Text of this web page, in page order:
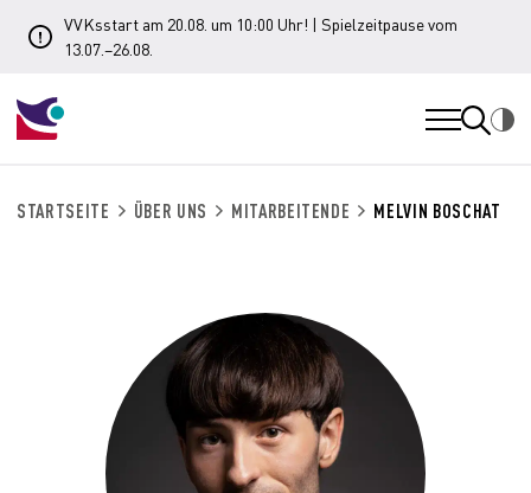
VVKsstart am 20.08. um 10:00 Uhr! | Spielzeitpause vom
13.07.–26.08.
STARTSEITE ÜBER UNS MITARBEITENDE MELVIN BOSCHAT